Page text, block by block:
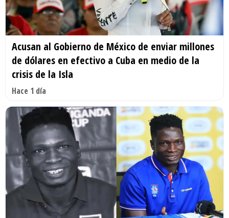
Acusan al Gobierno de México de enviar millones
de dólares en efectivo a Cuba en medio de la
crisis de la Isla
Hace 1 día